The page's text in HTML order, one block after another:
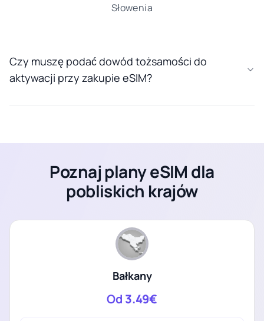
Słowenia
Czy muszę podać dowód tożsamości do
aktywacji przy zakupie eSIM?
Poznaj plany eSIM dla
pobliskich krajów
Bałkany
Od 3.49€